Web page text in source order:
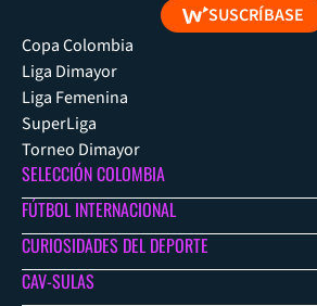
SUSCRÍBASE
Copa Colombia
Liga Dimayor
Liga Femenina
SuperLiga
Torneo Dimayor
SELECCIÓN COLOMBIA
FÚTBOL INTERNACIONAL
CURIOSIDADES DEL DEPORTE
CAV-SULAS